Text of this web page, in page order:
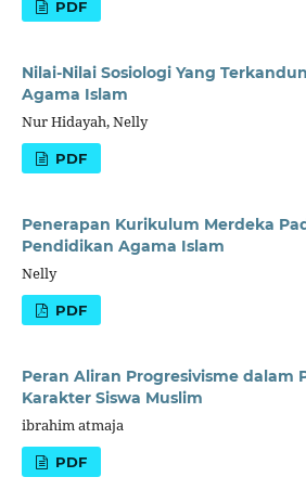
PDF
Nilai-Nilai Sosiologi Yang
Agama Islam
Nur Hidayah, Nelly
PDF
Penerapan Kurikulum Merdeka
Pendidikan Agama Islam
Nelly
PDF
Peran Aliran Progresivisme dalam
Karakter Siswa Muslim
ibrahim atmaja
PDF